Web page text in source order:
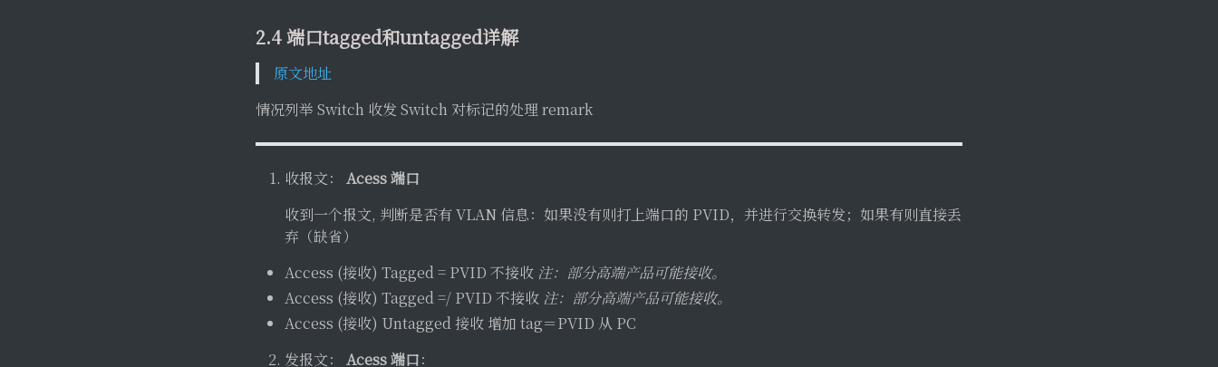
2.4 端口tagged和untagged详解
原文地址
情况列举 Switch 收发 Switch 对标记的处理 remark
收报文： Acess 端口
收到一个报文, 判断是否有 VLAN 信息：如果没有则打上端口的 PVID，并进行交换转发；如果有则直接丢
弃（缺省）
Access (接收) Tagged = PVID 不接收 注：部分高端产品可能接收。
Access (接收) Tagged =/ PVID 不接收 注：部分高端产品可能接收。
Access (接收) Untagged 接收 增加 tag＝PVID 从 PC
发报文： Acess 端口：